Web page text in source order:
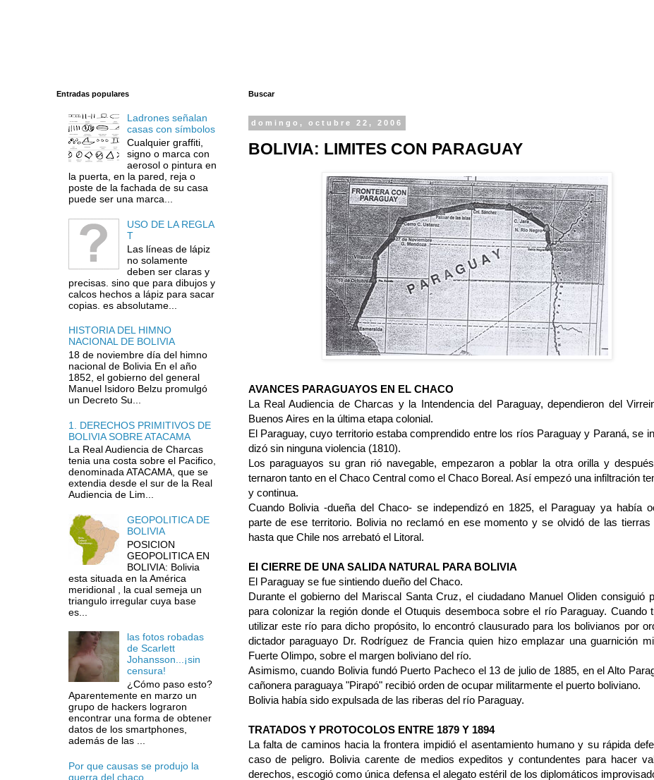
Buscar
domingo, octubre 22, 2006
BOLIVIA: LIMITES CON PARAGUAY
AVANCES PARAGUAYOS EN EL CHACO
La Real Audiencia de Charcas y la Intendencia del Paraguay, dependieron del
Buenos Aires en la última etapa colonial.
El Paraguay, cu­yo territorio estaba comprendido entre los ríos Paraguay y Paraná, se
dizó sin ninguna vio­lencia (1810).
Los paraguayos su gran rió navegable, empeza­ron a poblar la otra orilla y
ternaron tanto en el Chaco Central como el Chaco Boreal. Así empezó una infiltración
y continua.
Cuando Bolivia -dueña del Chaco- se independizó en 1825, el Paraguay ya había
parte de ese territorio. Bolivia no reclamó en ese momento y se ol­vidó de las tierras
hasta que Chile nos arreba­tó el Litoral.
El CIERRE DE UNA SALIDA NATURAL PARA BOLIVIA
El Paraguay se fue sintiendo dueño del Chaco.
Durante el gobier­no del Mariscal Santa Cruz, el ciudadano Manuel Oliden consi­guió
para co­lonizar la región donde el Otuquis desemboca sobre el río Paraguay. Cuando
utili­zar este río para dicho propósito, lo encontró clausurado para los bolivianos por
dictador paragua­yo Dr. Rodríguez de Francia quien hizo em­plazar una guarnición
Fuerte Olim­po, sobre el margen boliviano del río.
Asimismo, cuando Bolivia fundó Puerto Pacheco el 13 de julio de 1885, en el Alto
cañonera paraguaya "Pirapó" recibió orden de ocu­par militarmente el puerto boliviano.
Bolivia había sido expulsada de las riberas del río Paraguay.
TRATADOS Y PROTOCOLOS ENTRE 1879 Y 1894
La falta de caminos hacia la frontera impidió el asentamiento humano y su rápida
caso de peligro. Bolivia carente de medios expeditos y con­tundentes para hacer
derechos, escogió co­mo única defensa el alegato estéril de los diplomáti­cos
Entradas populares
Ladrones señalan
casas con símbolos
Cualquier graffiti,
signo o marca con
aerosol o pintura en
la puerta, en la pared, reja o
poste de la fachada de su casa
puede ser una marca...
USO DE LA REGLA
T
Las líneas de lápiz
no solamente
deben ser claras y
precisas. sino que para dibujos y
calcos hechos a lápiz para sacar
copias. es absolutame...
HISTORIA DEL HIMNO
NACIONAL DE BOLIVIA
18 de noviembre día del himno
nacional de Bolivia En el año
1852, el gobierno del general
Manuel Isidoro Belzu promulgó
un Decreto Su...
1. DERECHOS PRIMITIVOS DE
BOLIVIA SOBRE ATACAMA
La Real Audiencia de Charcas
tenia una costa sobre el Pacifico,
denominada ATACAMA, que se
extendia desde el sur de la Real
Audiencia de Lim...
GEOPOLITICA DE
BOLIVIA
POSICION
GEOPOLITICA EN
BOLIVIA: Bolivia
esta situada en la América
meridional , la cual semeja un
triangulo irregular cuya base
es...
las fotos robadas
de Scarlett
Johansson...¡sin
censura!
¿Cómo paso esto?
Aparentemente en marzo un
grupo de hackers lograron
encontrar una forma de obtener
datos de los smartphones,
además de las ...
Por que causas se produjo la
guerra del chaco